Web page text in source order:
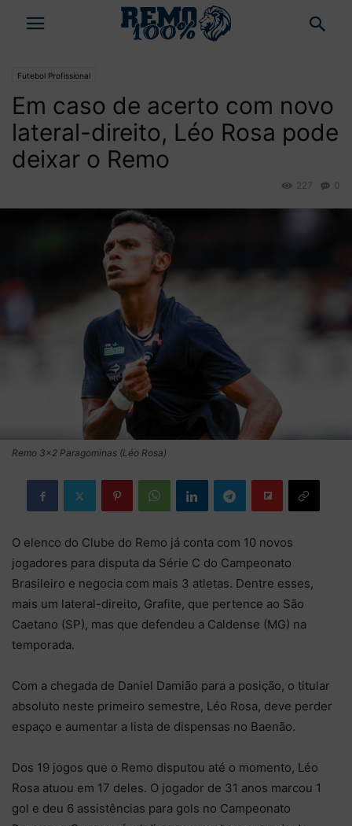
Futebol Profissional
Em caso de acerto com novo
lateral-direito, Léo Rosa pode
deixar o Remo
0
227
Remo 3x2 Paragominas (Léo Rosa)
O elenco do Clube do Remo já conta com 10 novos
jogadores para disputa da Série C do Campeonato
Brasileiro e negocia com mais 3 atletas. Dentre esses,
mais um lateral-direito, Grafite, que pertence ao São
Caetano (SP), mas que defendeu a Caldense (MG) na
temporada.
Com a chegada de Daniel Damião para a posição, o titular
absoluto neste primeiro semestre, Léo Rosa, deve perder
espaço e aumentar a lista de dispensas no Baenão.
Dos 19 jogos que o Remo disputou até o momento, Léo
Rosa atuou em 17 deles. O jogador de 31 anos marcou 1
gol e deu 6 assistências para gols no Campeonato